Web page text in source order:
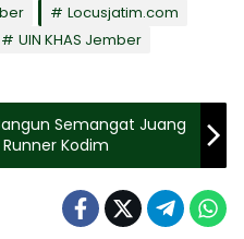
Locusjatim.com
UIN KHAS Jember
Semangat Juang
Kodim